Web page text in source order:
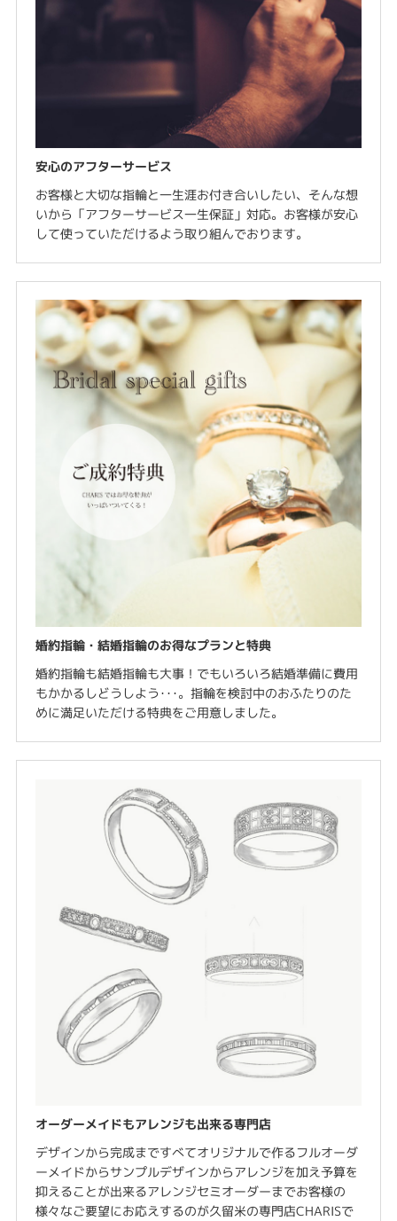
安心のアフターサービス
お客様と大切な指輪と一生涯お付き合いしたい、そんな想
いから「アフターサービス一生保証」対応。お客様が安心
して使っていただけるよう取り組んでおります。
婚約指輪・結婚指輪のお得なプランと特典
婚約指輪も結婚指輪も大事！でもいろいろ結婚準備に費用
もかかるしどうしよう･･･。指輪を検討中のおふたりのた
めに満足いただける特典をご用意しました。
オーダーメイドもアレンジも出来る専門店
デザインから完成まですべてオリジナルで作るフルオーダ
ーメイドからサンプルデザインからアレンジを加え予算を
抑えることが出来るアレンジセミオーダーまでお客様の
様々なご要望にお応えするのが久留米の専門店CHARISで